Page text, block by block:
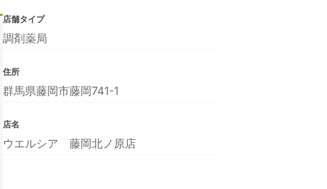
店舗タイプ
調剤薬局
住所
群馬県藤岡市藤岡741-1
店名
ウエルシア 藤岡北ノ原店